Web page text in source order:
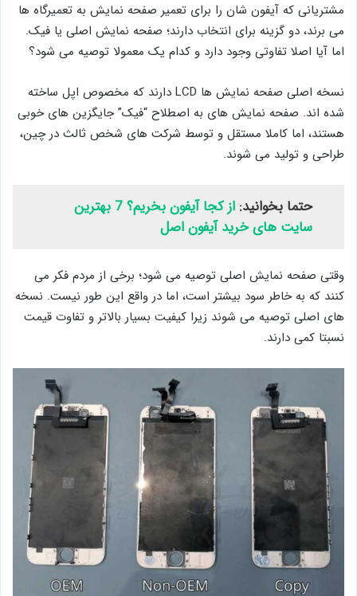
مشتریانی که آیفون شان را برای تعمیر صفحه نمایش به تعمیرگاه‌ ها
می ‌برند، دو گزینه برای انتخاب دارند؛ صفحه ‌نمایش اصلی یا فیک.
اما آیا اصلا تفاوتی وجود دارد و کدام یک معمولا توصیه می ‌شود؟
نسخه اصلی صفحه نمایش ‌ها LCD دارند که مخصوص اپل ساخته
شده ‌اند. صفحه ‌نمایش ‌های به اصطلاح “فیک” جایگزین ‌های خوبی
هستند، اما کاملا مستقل و توسط شرکت ‌های شخص ثالث در چین،
طراحی و تولید می ‌شوند.
حتما بخوانید:
از کجا آیفون بخریم؟ 7 بهترین
سایت های خرید آیفون اصل
وقتی صفحه ‌نمایش اصلی توصیه می ‌شود؛ برخی از مردم فکر می‌
کنند که به خاطر سود بیشتر است، اما در واقع این طور نیست. نسخه
های اصلی توصیه می ‌شوند زیرا کیفیت بسیار بالاتر و تفاوت قیمت
نسبتا کمی دارند.